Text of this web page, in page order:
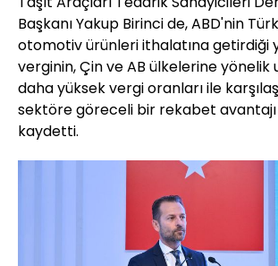
Başkanı Yakup Birinci de, ABD'nin
otomotiv ürünleri ithalatına getirdiği
verginin, Çin ve AB ülkelerine yönelik
daha yüksek vergi oranları ile
sektöre göreceli bir rekabet avantajı
kaydetti.